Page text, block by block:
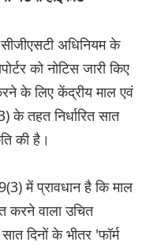
सीजीएसटी अधिनियम के
को नोटिस जारी किए
के लिए केंद्रीय माल एवं
के तहत निर्धारित सात
की है।
में प्रावधान है कि माल
करने वाला उचित
दिनों के भीतर 'फॉर्म